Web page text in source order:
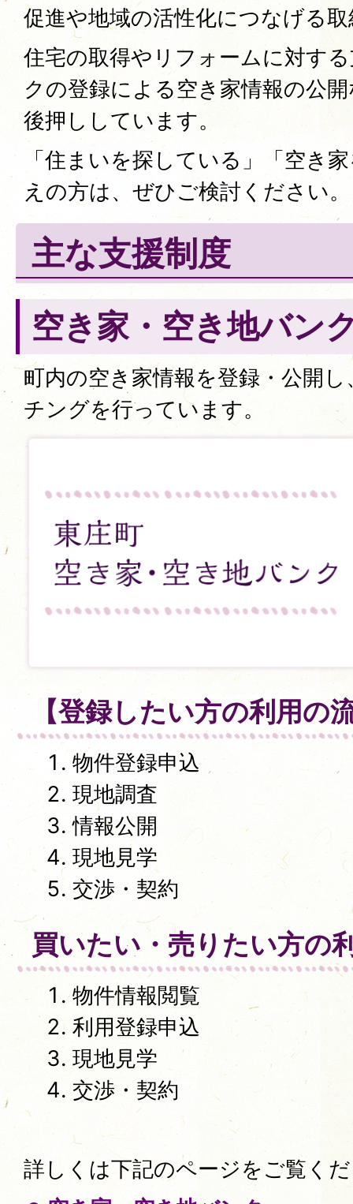
促進や地域の活性化につなげる
住宅の取得やリフォームに対す
クの登録による空き家情報の公
後押ししています。
「住まいを探している」「空き
えの方は、ぜひご検討ください。
主な支援制度
空き家・空き地バン
町内の空き家情報を登録・公開
チングを行っています。
【登録したい方の利用の
物件登録申込
現地調査
情報公開
現地見学
交渉・契約
買いたい・売りたい方の
物件情報閲覧
利用登録申込
現地見学
交渉・契約
詳しくは下記のページをご覧く